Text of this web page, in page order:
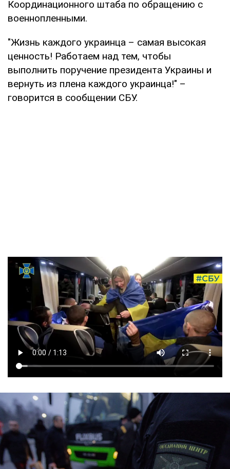
Координационного штаба по обращению с
военнопленными.
"Жизнь каждого украинца – самая высокая
ценность! Работаем над тем, чтобы
выполнить поручение президента Украины и
вернуть из плена каждого украинца!" –
говорится в сообщении СБУ.